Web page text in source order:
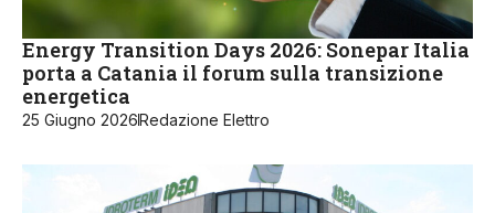
Energy Transition Days 2026: Sonepar Italia
porta a Catania il forum sulla transizione
energetica
25 Giugno 2026Redazione Elettro